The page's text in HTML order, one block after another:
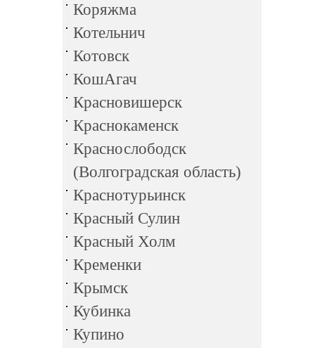
Коряжма
Котельнич
Котовск
КошАгач
Красновишерск
Краснокаменск
Краснослободск
(Волгоградская область)
Краснотурьинск
Красный Сулин
Красный Холм
Кременки
Крымск
Кубинка
Купино